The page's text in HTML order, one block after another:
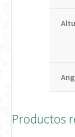
Productos